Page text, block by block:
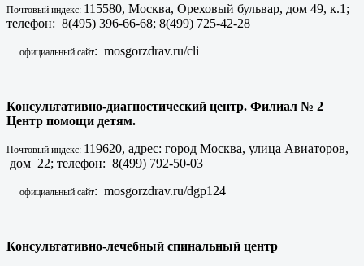
Почтовый индекс: 115580, Москва, Ореховый бульвар, дом 49, к.1;
телефон: 8(495) 396-66-68; 8(499) 725-42-28
официальный сайт: mosgorzdrav.ru/cli
Консультативно-диагностический центр. Филиал № 2
Центр помощи детям.
Почтовый индекс: 119620, адрес: город Москва, улица Авиаторов,
дом 22; телефон: 8(499) 792-50-03
официальный сайт: mosgorzdrav.ru/dgp124
Консультативно-лечебный спинальный центр